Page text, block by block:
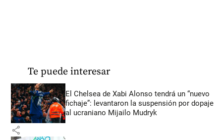
Te puede interesar
El Chelsea de Xabi Alonso tendrá un “nuevo
fichaje”: levantaron la suspensión por dopaje
al ucraniano Mijailo Mudryk
share